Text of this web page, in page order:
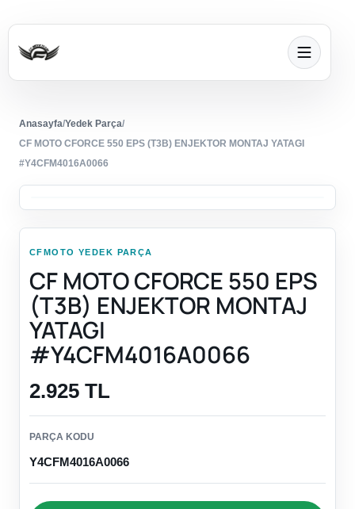
Anasayfa/Yedek Parça/
CF MOTO CFORCE 550 EPS (T3B) ENJEKTOR MONTAJ YATAGI
#Y4CFM4016A0066
CFMOTO YEDEK PARÇA
CF MOTO CFORCE 550 EPS
(T3B) ENJEKTOR MONTAJ
YATAGI
#Y4CFM4016A0066
2.925 TL
PARÇA KODU
Y4CFM4016A0066